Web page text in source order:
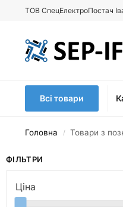
ТОВ СпецЕлектроПостач
Всі товари
Головна / Товари з
ФІЛЬТРИ
Ціна